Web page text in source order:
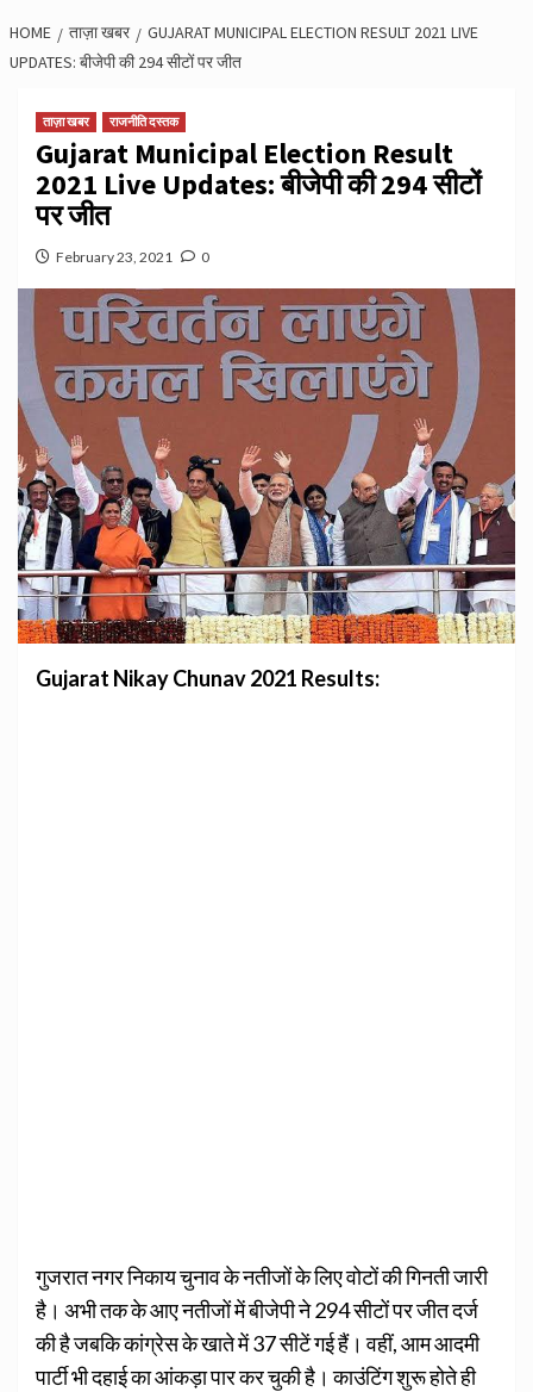
HOME ताज़ा खबर
GUJARAT MUNICIPAL ELECTION RESULT 2021 LIVE
UPDATES: बीजेपी की 294 सीटों पर जीत
ताज़ा खबर राजनीति दस्तक
Gujarat Municipal Election Result
2021 Live Updates: बीजेपी की 294 सीटों
पर जीत
February 23, 2021 0
Gujarat Nikay Chunav 2021 Results:
गुजरात नगर निकाय चुनाव के नतीजों के लिए वोटों की गिनती जारी
है। अभी तक के आए नतीजों में बीजेपी ने 294 सीटों पर जीत दर्ज
की है जबकि कांग्रेस के खाते में 37 सीटें गई हैं। वहीं, आम आदमी
पार्टी भी दहाई का आंकड़ा पार कर चुकी है। काउंटिंग शुरू होते ही